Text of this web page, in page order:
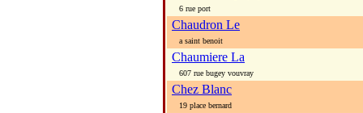
6 rue port
Chaudron Le
a saint benoit
Chaumiere La
607 rue bugey vouvray
Chez Blanc
19 place bernard